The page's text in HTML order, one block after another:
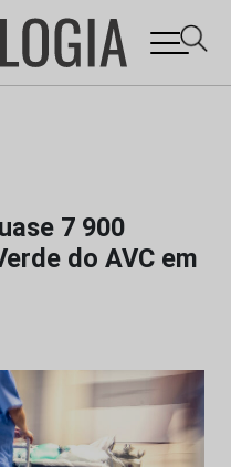
7 900
do AVC em